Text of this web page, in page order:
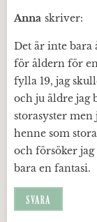
Anna skriver:
Det är inte bara
för åldern för
fylla 19, jag
och ju äldre jag
storasyster men
henne som
och försöker
bara en fantasi.
SVARA